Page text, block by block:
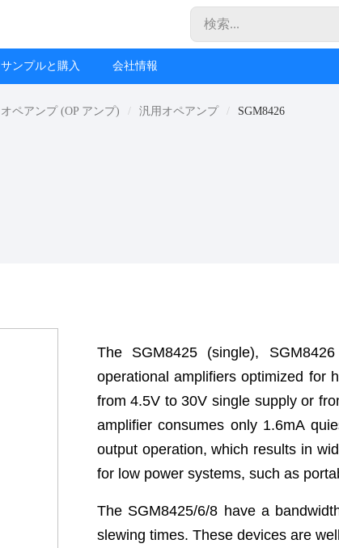
サンプルと購入 会社情報
オペアンプ (OP アンプ) 汎用オペアンプ SGM8426
The SGM8425 (single),
operational amplifiers optimized for
from 4.5V to 30V single supply or
amplifier consumes only 1.6mA
output operation, which results in
for low power systems, such as
The SGM8425/6/8 have a
slewing times. These devices are